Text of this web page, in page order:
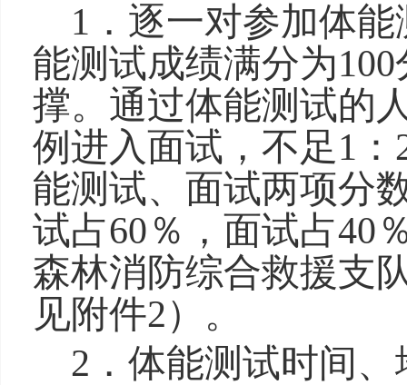
1．逐一对参加体
能测试成绩满分为100
撑。 通过体能测试的
例进入面试，不足1
能测试、面试两项分
试占60％，面试占40
森林消防综合救援支
见附件2）。
2．体能测试时间